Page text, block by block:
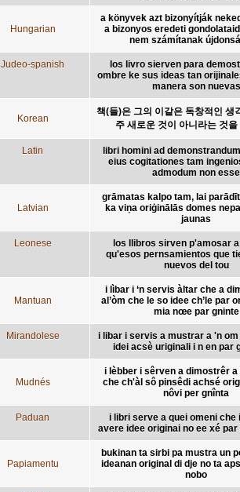
Hungarian
a könyvek azt bizonyítják
a bizonyos eredeti
nem számítanak
Judeo-spanish
los livro sierven para
ombre ke sus ideas tan
manera son nuevas
Korean
책(들)은 그의 이같은 독창적인 생
주 새로운 것이 아니라는 것
Latin
libri homini ad
eius cogitationes tam
admodum non esse
Latvian
grāmatas kalpo tam, lai
ka viņa oriģinālās domes
jaunas
Leonese
los llibros sirven p'amosar a
qu'esos pernsamientos que
nuevos del tou
Mantuan
i lìbar i ‘n servis àltar che a
al’òm che le so idee ch’le par
mia nœe par gninte
Mirandolese
i libar i servis a mustrar a 'n
idei acsè uriginali i n en par
Mudnés
i lèbber i sêrven a dimostrêr a
che ch'àl sô pinsêdi achsé
nôvi per gnînta
Paduan
i libri serve a quei omeni che
avere idee originai no ee xé par
Papiamentu
bukinan ta sirbi pa mustra un
ideanan original di dje no ta
nobo